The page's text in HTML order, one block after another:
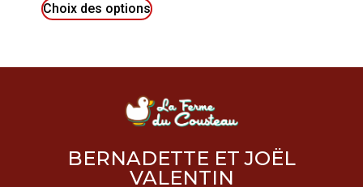
Choix des options
BERNADETTE ET JOËL
VALENTIN